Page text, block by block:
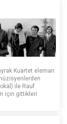
Kuartet eleman
ile Rauf
için gittikleri